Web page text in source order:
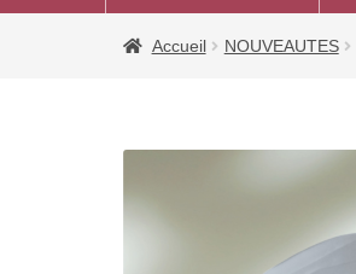
Accueil NOUVEAUTES